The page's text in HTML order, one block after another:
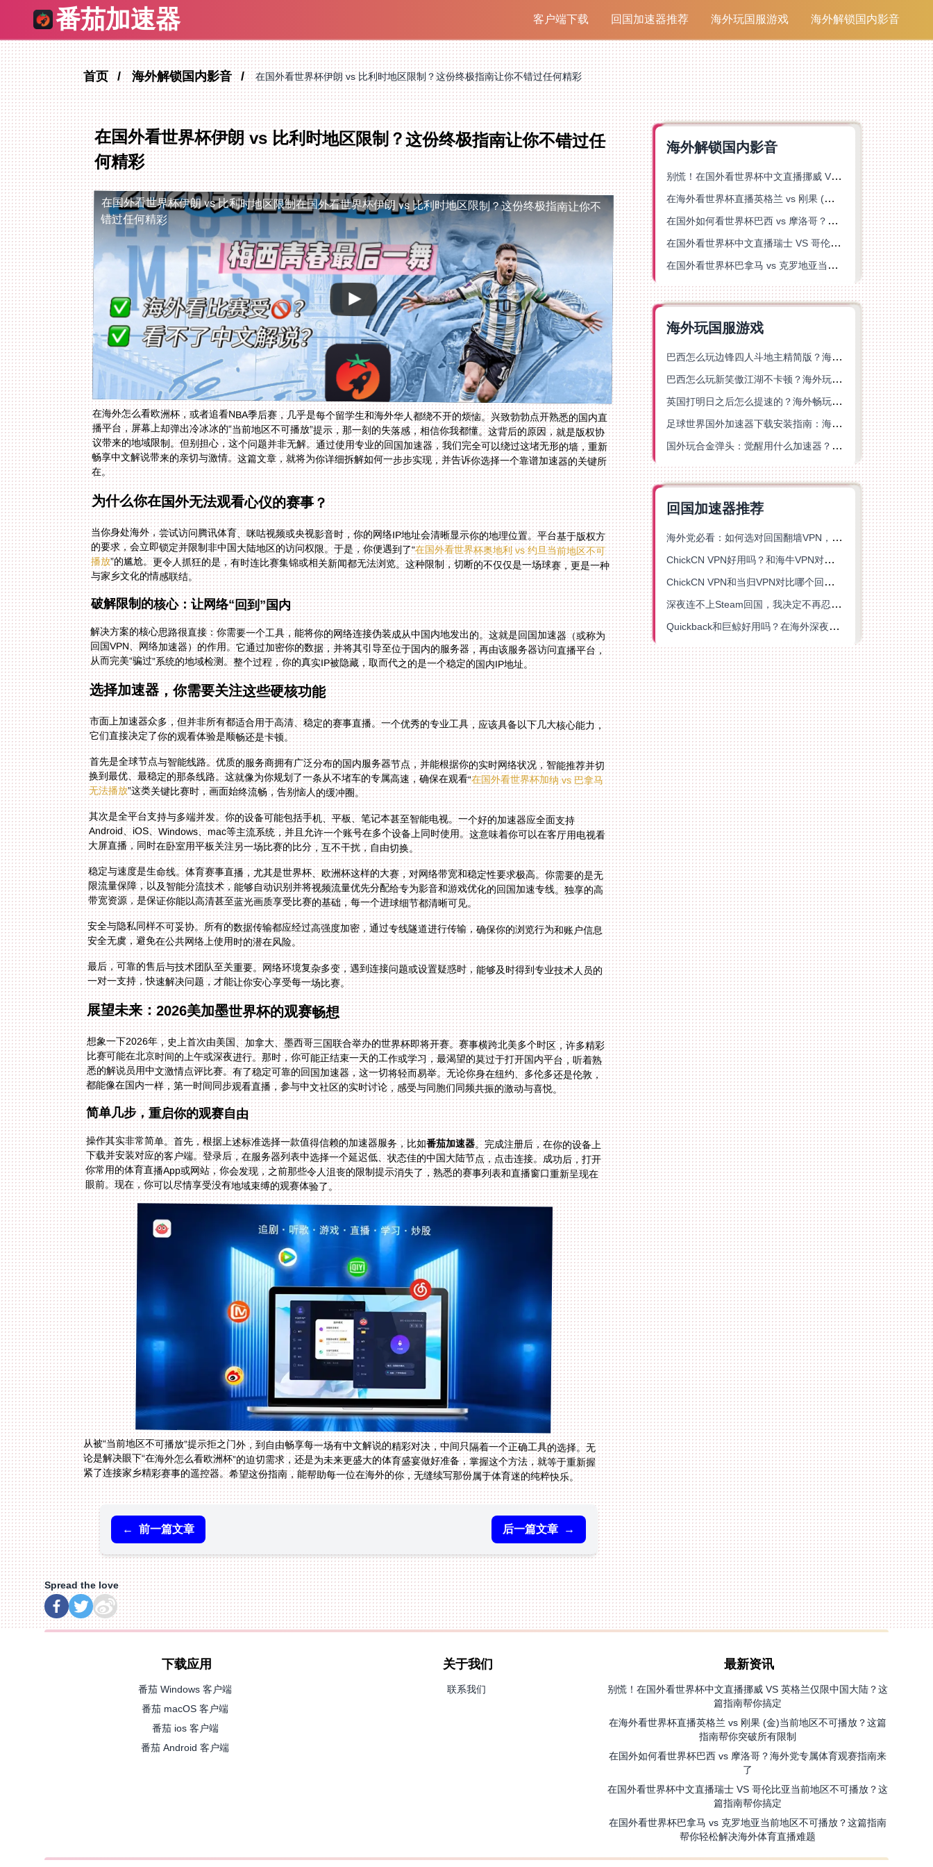
番茄加速器 客户端下载 回国加速器推荐 海外玩国服游戏 海外解锁国内影音
首页 海外解锁国内影音 在国外看世界杯伊朗 vs 比利时地区限制？这份终极指南让你不错过任何精彩
在国外看世界杯伊朗 vs 比利时地区限制？这份终极指南让你不错过任
何精彩
在国外看世界杯伊朗 vs 比利时地区限制在国外看世界杯伊朗 vs 比利时地区限制？这份终极指南让你不
错过任何精彩
在海外怎么看欧洲杯，或者追看NBA季后赛，几乎是每个留学生和海外华人都绕不开的烦恼。兴致勃勃点开熟悉的国内直
播平台，屏幕上却弹出冷冰冰的“当前地区不可播放”提示，那一刻的失落感，相信你我都懂。这背后的原因，就是版权协
议带来的地域限制。但别担心，这个问题并非无解。通过使用专业的回国加速器，我们完全可以绕过这堵无形的墙，重新
畅享中文解说带来的亲切与激情。这篇文章，就将为你详细拆解如何一步步实现，并告诉你选择一个靠谱加速器的关键所
在。
为什么你在国外无法观看心仪的赛事？
当你身处海外，尝试访问腾讯体育、咪咕视频或央视影音时，你的网络IP地址会清晰显示你的地理位置。平台基于版权方
的要求，会立即锁定并限制非中国大陆地区的访问权限。于是，你便遇到了“在国外看世界杯奥地利 vs 约旦当前地区不可
播放”的尴尬。更令人抓狂的是，有时连比赛集锦或相关新闻都无法浏览。这种限制，切断的不仅仅是一场球赛，更是一种
与家乡文化的情感联结。
破解限制的核心：让网络“回到”国内
解决方案的核心思路很直接：你需要一个工具，能将你的网络连接伪装成从中国内地发出的。这就是回国加速器（或称为
回国VPN、网络加速器）的作用。它通过加密你的数据，并将其引导至位于国内的服务器，再由该服务器访问直播平台，
从而完美“骗过”系统的地域检测。整个过程，你的真实IP被隐藏，取而代之的是一个稳定的国内IP地址。
选择加速器，你需要关注这些硬核功能
市面上加速器众多，但并非所有都适合用于高清、稳定的赛事直播。一个优秀的专业工具，应该具备以下几大核心能力，
它们直接决定了你的观看体验是顺畅还是卡顿。
首先是全球节点与智能线路。优质的服务商拥有广泛分布的国内服务器节点，并能根据你的实时网络状况，智能推荐并切
换到最优、最稳定的那条线路。这就像为你规划了一条从不堵车的专属高速，确保在观看“在国外看世界杯加纳 vs 巴拿马
无法播放”这类关键比赛时，画面始终流畅，告别恼人的缓冲圈。
其次是全平台支持与多端并发。你的设备可能包括手机、平板、笔记本甚至智能电视。一个好的加速器应全面支持
Android、iOS、Windows、mac等主流系统，并且允许一个账号在多个设备上同时使用。这意味着你可以在客厅用电视看
大屏直播，同时在卧室用平板关注另一场比赛的比分，互不干扰，自由切换。
稳定与速度是生命线。体育赛事直播，尤其是世界杯、欧洲杯这样的大赛，对网络带宽和稳定性要求极高。你需要的是无
限流量保障，以及智能分流技术，能够自动识别并将视频流量优先分配给专为影音和游戏优化的回国加速专线。独享的高
带宽资源，是保证你能以高清甚至蓝光画质享受比赛的基础，每一个进球细节都清晰可见。
安全与隐私同样不可妥协。所有的数据传输都应经过高强度加密，通过专线隧道进行传输，确保你的浏览行为和账户信息
安全无虞，避免在公共网络上使用时的潜在风险。
最后，可靠的售后与技术团队至关重要。网络环境复杂多变，遇到连接问题或设置疑惑时，能够及时得到专业技术人员的
一对一支持，快速解决问题，才能让你安心享受每一场比赛。
展望未来：2026美加墨世界杯的观赛畅想
想象一下2026年，史上首次由美国、加拿大、墨西哥三国联合举办的世界杯即将开赛。赛事横跨北美多个时区，许多精彩
比赛可能在北京时间的上午或深夜进行。那时，你可能正结束一天的工作或学习，最渴望的莫过于打开国内平台，听着熟
悉的解说员用中文激情点评比赛。有了稳定可靠的回国加速器，这一切将轻而易举。无论你身在纽约、多伦多还是伦敦，
都能像在国内一样，第一时间同步观看直播，参与中文社区的实时讨论，感受与同胞们同频共振的激动与喜悦。
简单几步，重启你的观赛自由
操作其实非常简单。首先，根据上述标准选择一款值得信赖的加速器服务，比如番茄加速器。完成注册后，在你的设备上
下载并安装对应的客户端。登录后，在服务器列表中选择一个延迟低、状态佳的中国大陆节点，点击连接。成功后，打开
你常用的体育直播App或网站，你会发现，之前那些令人沮丧的限制提示消失了，熟悉的赛事列表和直播窗口重新呈现在
眼前。现在，你可以尽情享受没有地域束缚的观赛体验了。
从被“当前地区不可播放”提示拒之门外，到自由畅享每一场有中文解说的精彩对决，中间只隔着一个正确工具的选择。无
论是解决眼下“在海外怎么看欧洲杯”的迫切需求，还是为未来更盛大的体育盛宴做好准备，掌握这个方法，就等于重新握
紧了连接家乡精彩赛事的遥控器。希望这份指南，能帮助每一位在海外的你，无缝续写那份属于体育迷的纯粹快乐。
← 前一篇文章 后一篇文章 →
海外解锁国内影音
别慌！在国外看世界杯中文直播挪威 VS 英格兰仅限中国大陆？这篇指南帮你搞定
在海外看世界杯直播英格兰 vs 刚果 (金)当前地区不可播放？这篇指南帮你突破所有限制
在国外如何看世界杯巴西 vs 摩洛哥？海外党专属体育观赛指南来了
在国外看世界杯中文直播瑞士 VS 哥伦比亚当前地区不可播放？这篇指南帮你搞定
在国外看世界杯巴拿马 vs 克罗地亚当前地区不可播放？这篇指南帮你轻松解决海外体育直播难题
海外玩国服游戏
巴西怎么玩边锋四人斗地主精简版？海外游戏党的加速器终极选择
巴西怎么玩新笑傲江湖不卡顿？海外玩家国服游戏加速终极指南（附猫和老鼠一梦江湖实测）
英国打明日之后怎么提速的？海外畅玩国服游戏终极指南
足球世界国外加速器下载安装指南：海外党畅玩国服游戏的终极解决方案
国外玩合金弹头：觉醒用什么加速器？一份写给海外游子的畅玩指南
回国加速器推荐
海外党必看：如何选对回国翻墙VPN，无缝解锁国内资源？
ChickCN VPN好用吗？和海牛VPN对比哪个回国效果更好？
ChickCN VPN和当归VPN对比哪个回国效果更好？海外党亲测后选了它
深夜连不上Steam回国，我决定不再忍受这数字鸿沟
Quickback和巨鲸好用吗？在海外深夜想刷B站、追爱奇艺的你，或许正需要这份答案
Spread the love
下载应用
番茄 Windows 客户端
番茄 macOS 客户端
番茄 ios 客户端
番茄 Android 客户端
关于我们
联系我们
最新资讯
别慌！在国外看世界杯中文直播挪威 VS 英格兰仅限中国大陆？这
篇指南帮你搞定
在海外看世界杯直播英格兰 vs 刚果 (金)当前地区不可播放？这篇
指南帮你突破所有限制
在国外如何看世界杯巴西 vs 摩洛哥？海外党专属体育观赛指南来
了
在国外看世界杯中文直播瑞士 VS 哥伦比亚当前地区不可播放？这
篇指南帮你搞定
在国外看世界杯巴拿马 vs 克罗地亚当前地区不可播放？这篇指南
帮你轻松解决海外体育直播难题